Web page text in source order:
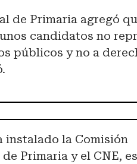
de Primaria agregó
candidatos no
públicos y no a
instalado la Comisión
Primaria y el CNE,